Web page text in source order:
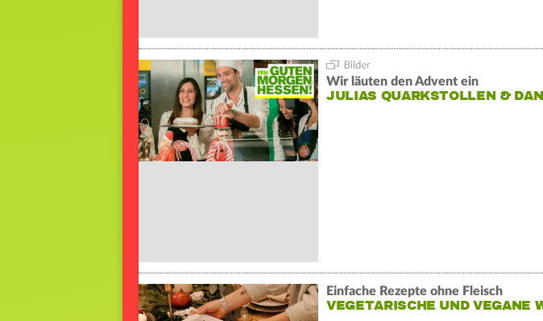
Wir läuten den Advent ein
JULIAS QUARKSTOLLEN &
Einfache Rezepte ohne Fleisch
VEGETARISCHE UND VEGANE